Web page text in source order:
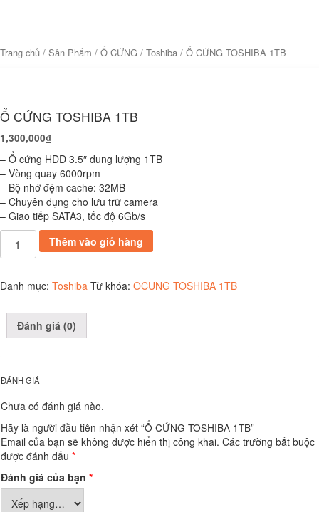
Trang chủ / Sản Phẩm / Ổ CỨNG / Toshiba / Ổ CỨNG TOSHIBA 1TB
Ổ CỨNG TOSHIBA 1TB
1,300,000₫
– Ổ cứng HDD 3.5″ dung lượng 1TB
– Vòng quay 6000rpm
– Bộ nhớ đệm cache: 32MB
– Chuyên dụng cho lưu trữ camera
– Giao tiếp SATA3, tốc độ 6Gb/s
Ổ
CỨNG
1TB
số
Thêm vào giỏ hàng
Danh mục: Toshiba Từ khóa: OCUNG TOSHIBA 1TB
Đánh giá (0)
ĐÁNH GIÁ
Chưa có đánh giá nào.
Hãy là người đầu tiên nhận xét “Ổ CỨNG TOSHIBA 1TB”
Email của bạn sẽ không được hiển thị công khai. Các trường bắt buộc
được đánh dấu *
Đánh giá của bạn *